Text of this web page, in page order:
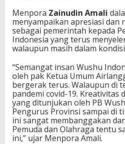
l
W
u
s
h
T
a
o
l
u
Menpora Zainudin Amali
menyampaikan apresiasi dan
sebagai pemerintah kepada
Indonesia yang terus
walaupun masih dalam
“Semangat insan Wushu
oleh pak Ketua Umum
bergerak terus. Walaupun di
pandemi covid-19. Kreativitas
yang ditunjukan oleh PB
Pengurus Provinsi sampai di
ini sangat membanggakan
Pemuda dan Olahraga tentu
ini,” ujar Menpora Amali.